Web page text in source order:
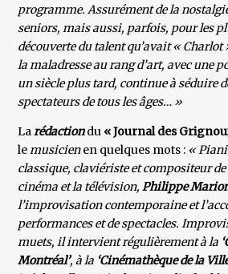
programme. Assurément de la
seniors, mais aussi, parfois, pour les
découverte du talent qu’avait « Charlot
la maladresse au rang d’art, avec une
un siècle plus tard, continue à séduire
spectateurs de tous les âges… »
Larédactiondu « Journal des
lemusicienen quelques mots : «
classique, claviériste et compositeur
cinéma et la télévision, Philippe
l’improvisation contemporaine et
performances et de spectacles.
muets, il intervient ré­gulièrement à la
Montréal’, à la ‘Cinémathèque de la